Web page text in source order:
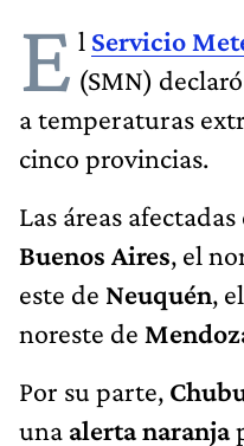
E l Servicio
(SMN)
a temperaturas
cinco provincias.
Las áreas
Buenos Aires, el
este de Neuquén,
noreste de
Por su parte,
una alerta naranja